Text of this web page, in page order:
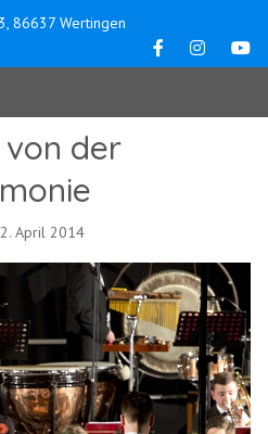
86637 Wertingen
von der
April 2014